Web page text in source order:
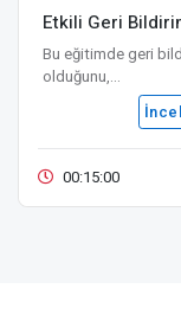
Etkili Geri
Bu eğitimde geri
olduğunu,...
00:15:00